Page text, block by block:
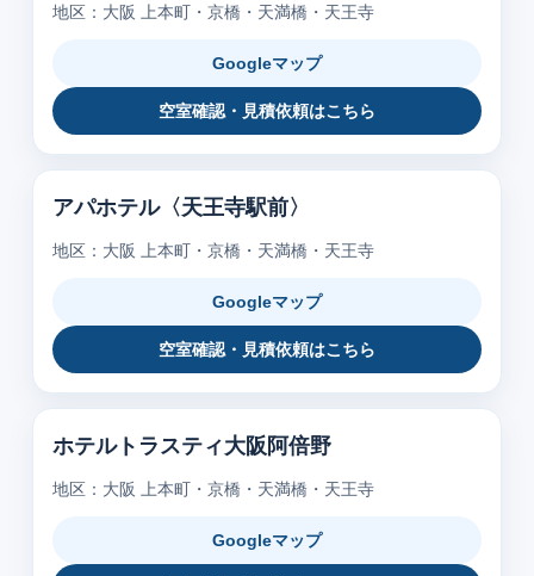
地区：大阪 上本町・京橋・天満橋・天王寺
Googleマップ
空室確認・見積依頼はこちら
アパホテル〈天王寺駅前〉
地区：大阪 上本町・京橋・天満橋・天王寺
Googleマップ
空室確認・見積依頼はこちら
ホテルトラスティ大阪阿倍野
地区：大阪 上本町・京橋・天満橋・天王寺
Googleマップ